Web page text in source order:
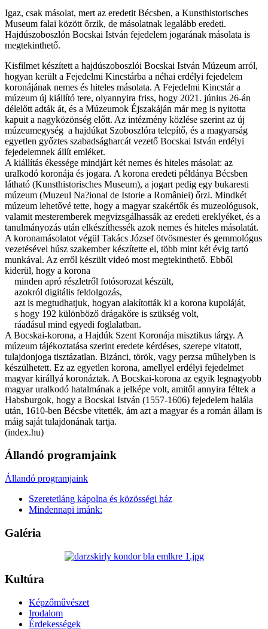
Igaz, csak másolat, mert az eredetit Bécsben, a Kunsthistorisches
Museum falai között őrzik, de másolatnak legalább eredeti.
Hajdúszoboszlón Bocskai István fejedelem jogarának másolata is
megtekinthető.
Kisfilmet készített a hajdúszoboszlói Bocskai István Múzeum arról,
hogyan került a Fejedelmi Kincstárba a néhai erdélyi fejedelem
koronájának nemes és hiteles másolata. A Fejedelmi Kincstár a
múzeum új kiállító tere, olyannyira friss, hogy 2021. június 26-án
délelőtt adták át, és a Múzeumok Éjszakáján már meg is nyitotta
kapuit a nagyközönség előtt. Az intézmény közlése szerint az új
múzeumegység a hajdúkat Szoboszlóra telepítő, és a magyarság
egyetlen győztes szabadságharcát vezető Bocskai István erdélyi
fejedelemnek állít emléket.
A kiállítás ékessége mindjárt két nemes és hiteles másolat: az
uralkodó koronája és jogara. A korona eredeti példánya Bécsben
látható (Kunsthistorisches Museum), a jogart pedig egy bukaresti
múzeum (Muzeul Na?ional de Istorie a României) őrzi. Mindkét
múzeum lehetővé tette, hogy a magyar szakértők és muzeológusok,
valamit mesteremberek megvizsgálhassák az eredeti ereklyéket, és a
tanulmányozás után elkészíthessék azok nemes és hiteles másolatát.
A koronamásolatot végül Takács József ötvösmester és gemmológus
vezetésével húsz szakember készítette el, több mint két évig tartó
munkával. Az erről készült videó most megtekinthető. Ebből
kiderül, hogy a korona
minden apró részletről fotósorozat készült,
azokról digitális feldolgozás,
azt is megtudhatjuk, hogyan alakították ki a korona kupoláját,
s hogy 192 különböző drágakőre is szükség volt,
ráadásul mind egyedi foglalatban.
A Bocskai-korona, a Hajdúk Szent Koronája misztikus tárgy. A
múzeum tájékoztatása szerint eredete kérdéses, szerepe vitatott,
tulajdonjoga tisztázatlan. Bizánci, török, vagy perzsa műhelyben is
készülhetett. Ez az egyetlen korona, amellyel erdélyi fejedelmet
magyar királlyá koronáztak. A Bocskai-korona az egyik legnagyobb
magyar uralkodó hatalmának a jelképe volt, amitől annyira féltek a
Habsburgok, hogy a Bocskai István (1557-1606) fejedelem halála
után, 1610-ben Bécsbe vitették, ám azt a magyar és a román állam is
máig saját tulajdonának tartja.
(index.hu)
Állandó programjaink
Állandó programjaink
Szeretetláng kápolna és közösségi ház
Mindennapi imánk:
Galéria
Kultúra
Képzőművészet
Irodalom
Érdekességek